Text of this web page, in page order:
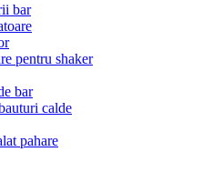
bar
pentru shaker
bar
calde
pahare